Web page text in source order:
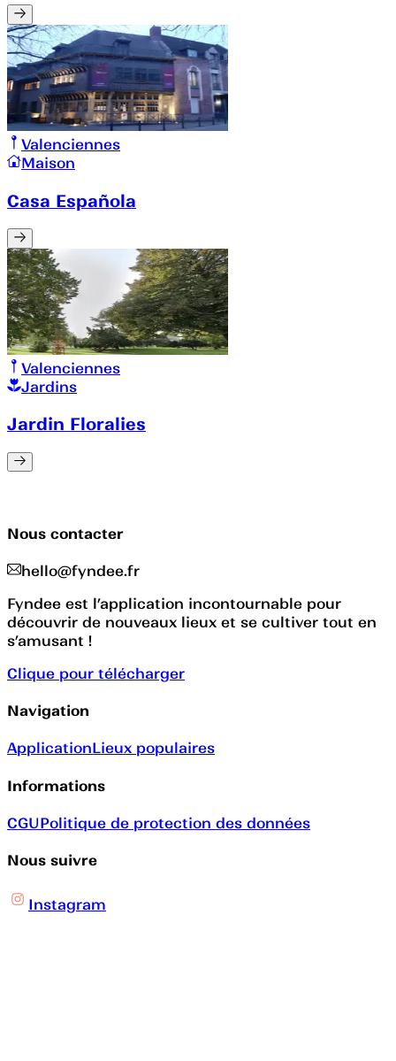
Valenciennes
Maison
Casa Española
Valenciennes
Jardins
Jardin Floralies
Nous contacter
hello@fyndee.fr
Fyndee est l’application incontournable pour
découvrir de nouveaux lieux et se cultiver tout en
s’amusant !
Clique pour télécharger
Navigation
ApplicationLieux populaires
Informations
CGUPolitique de protection des données
Nous suivre
Instagram